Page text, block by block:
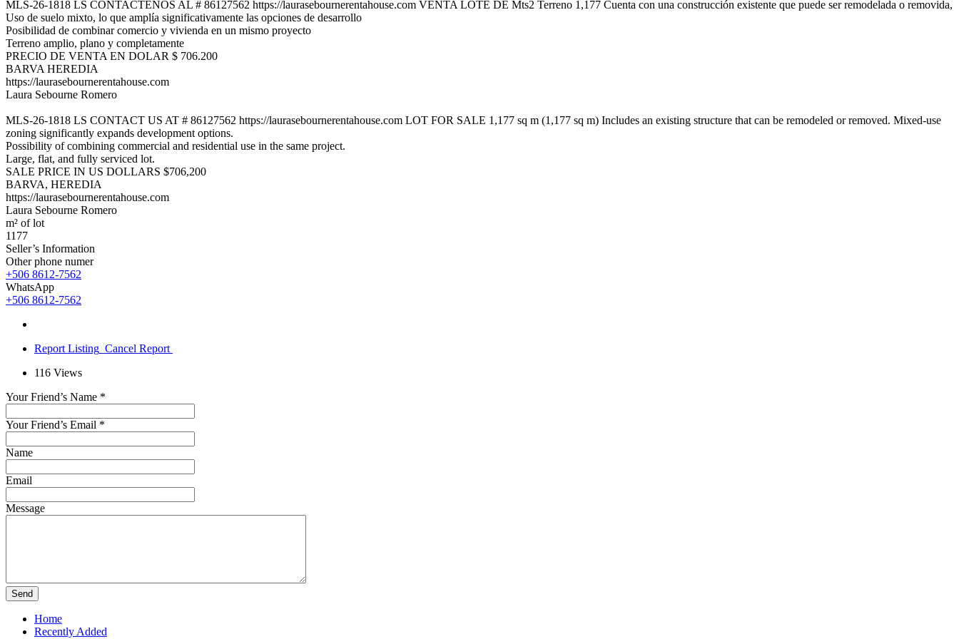
MLS-26-1818 LS CONTACTENOS AL # 86127562 https://laurasebournerentahouse.com VENTA LOTE DE Mts2 Terreno 1,177 Cuenta con una construcción existente que puede ser remodelada o removida,
Uso de suelo mixto, lo que amplía significativamente las opciones de desarrollo
Posibilidad de combinar comercio y vivienda en un mismo proyecto
Terreno amplio, plano y completamente
PRECIO DE VENTA EN DOLAR $ 706.200
BARVA HEREDIA
https://laurasebournerentahouse.com
Laura Sebourne Romero
MLS-26-1818 LS CONTACT US AT # 86127562 https://laurasebournerentahouse.com LOT FOR SALE 1,177 sq m (1,177 sq m) Includes an existing structure that can be remodeled or removed. Mixed-use
zoning significantly expands development options.
Possibility of combining commercial and residential use in the same project.
Large, flat, and fully serviced lot.
SALE PRICE IN US DOLLARS $706,200
BARVA, HEREDIA
https://laurasebournerentahouse.com
Laura Sebourne Romero
m² of lot
1177
Seller’s Information
Other phone numer
+506 8612-7562
WhatsApp
+506 8612-7562
Report Listing Cancel Report
116 Views
Your Friend’s Name *
Your Friend’s Email *
Name
Email
Message
Home
Recently Added